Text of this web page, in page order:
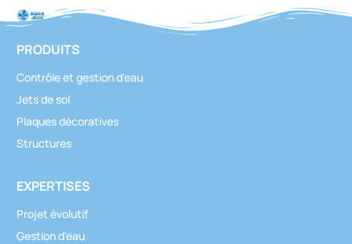
PRODUITS
Contrôle et gestion d'eau
Jets de sol
Plaques décoratives
Structures
EXPERTISES
Projet évolutif
Gestion d'eau